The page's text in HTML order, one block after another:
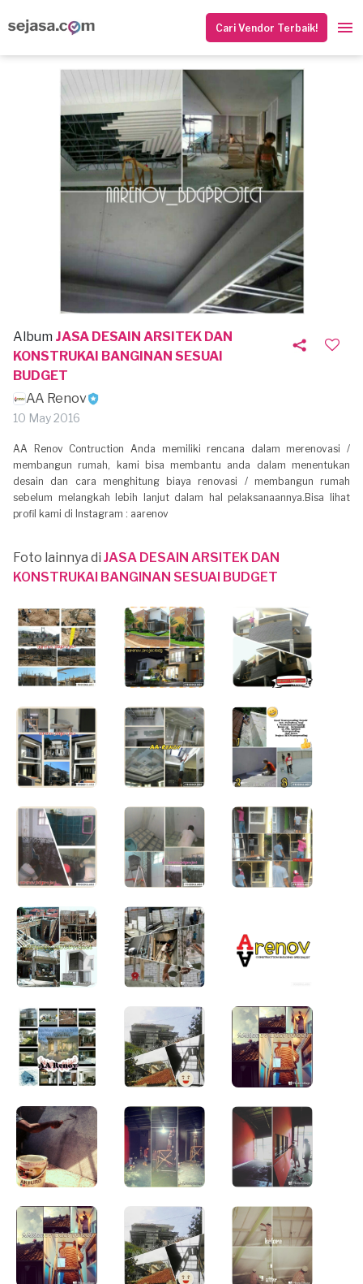
Cari Vendor Terbaik!
Album JASA DESAIN ARSITEK DAN
KONSTRUKAI BANGINAN SESUAI
BUDGET
AA Renov
10 May 2016
AA Renov Contruction Anda memiliki rencana dalam merenovasi /
membangun rumah, kami bisa membantu anda dalam menentukan
desain dan cara menghitung biaya renovasi / membangun rumah
sebelum melangkah lebih lanjut dalam hal pelaksanaannya.Bisa lihat
profil kami di Instagram : aarenov
Foto lainnya di JASA DESAIN ARSITEK DAN
KONSTRUKAI BANGINAN SESUAI BUDGET